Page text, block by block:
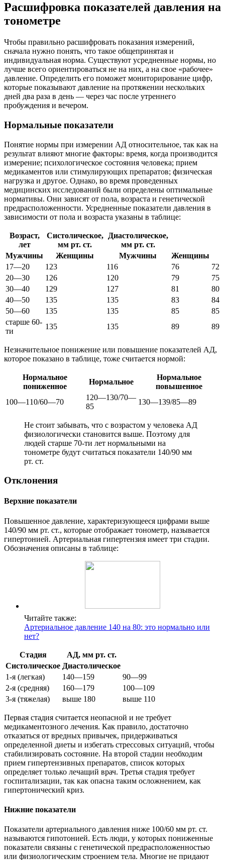
Расшифровка показателей давления на
тонометре
Чтобы правильно расшифровать показания измерений,
сначала нужно понять, что такое общепринятая и
индивидуальная норма. Существуют усредненные нормы, но
лучше всего ориентироваться не на них, а на свое «рабочее»
давление. Определить его поможет мониторирование цифр,
которые показывают давление на протяжении нескольких
дней два раза в день — через час после утреннего
пробуждения и вечером.
Нормальные показатели
Понятие нормы при измерении АД относительное, так как на
результат влияют многие факторы: время, когда производится
измерение; психологическое состояния человека; прием
медикаментов или стимулирующих препаратов; физическая
нагрузка и другое. Однако, во время проведенных
медицинских исследований были определены оптимальные
нормативы. Они зависят от пола, возраста и генетической
предрасположенности. Усредненные показатели давления в
зависимости от пола и возраста указаны в таблице:
Возраст,
лет
Систолическое,
мм рт. ст.
Диастолическое,
мм рт. ст.
Мужчины
Женщины Мужчины
Женщины
17—20
123 116 76
72
20—30
126 120 79
75
30—40
129 127 81
80
40—50
135 135 83
84
50—60
135 135 85
85
старше 60-
ти
135 135 89 89
Незначительное понижение или повышение показателей АД,
которое показано в таблице, тоже считается нормой:
Нормальное
пониженное
Нормальное
Нормальное
повышенное
100—110/60—70
120—130/70—
85
130—139/85—89
Не стоит забывать, что с возрастом у человека АД
физиологически становится выше. Поэтому для
людей старше 70-ти лет нормальными на
тонометре будут считаться показатели 140/90 мм
рт. ст.
Отклонения
Верхние показатели
Повышенное давление, характеризующееся цифрами выше
140/90 мм рт. ст., которые отображает тонометр, называется
гипертонией. Артериальная гипертензия имеет три стадии.
Обозначения описаны в таблице:
Читайте также:
Артериальное давление 140 на 80: это нормально или
нет?
Стадия
АД, мм рт. ст.
Систолическое Диастолическое
1-я (легкая)
140—159
90—99
2-я (средняя)
160—179
100—109
3-я (тяжелая)
выше 180 выше 110
Первая стадия считается неопасной и не требует
медикаментозного лечения. Как правило, достаточно
отказаться от вредных привычек, придерживаться
определенной диеты и избегать стрессовых ситуаций, чтобы
стабилизировать состояние. На второй стадии необходим
прием гипертензивных препаратов, список которых
определяет только лечащий врач. Третья стадия требует
госпитализации, так как опасна таким осложнением, как
гипертонический криз.
Нижние показатели
Показатели артериального давления ниже 100/60 мм рт. ст.
называются гипотонией. Есть люди, у которых пониженные
показатели связаны с генетической предрасположенностью
или физиологическим строением тела. Многие не придают